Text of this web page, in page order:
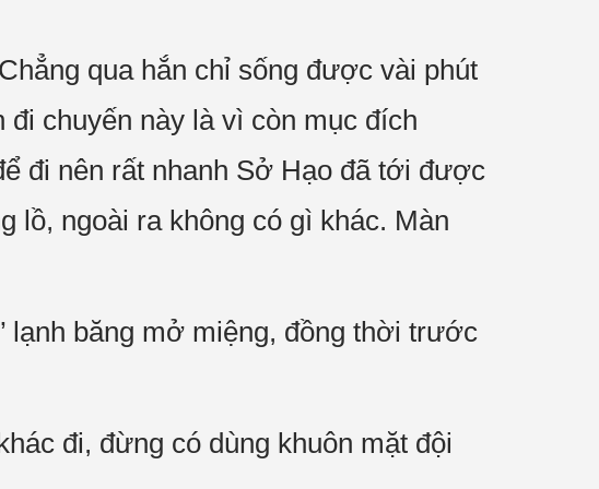
qua hắn chỉ sống được vài phút
chuyến này là vì còn mục đích
đi nên rất nhanh Sở Hạo đã tới được
lồ, ngoài ra không có gì khác. Màn
lạnh băng mở miệng, đồng thời trước
đi, đừng có dùng khuôn mặt đội